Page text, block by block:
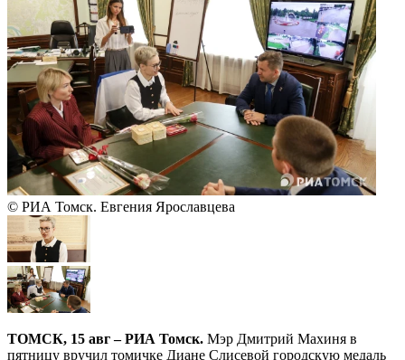
© РИА Томск. Евгения Ярославцева
ТОМСК, 15 авг – РИА Томск. Мэр Дмитрий Махиня в
пятницу вручил томичке Диане Слисевой городскую медаль